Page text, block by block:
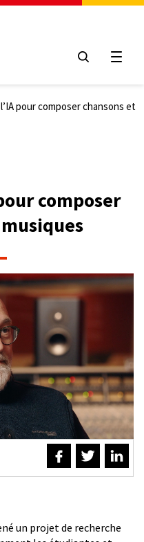
pour composer chansons et
composer
un projet de recherche